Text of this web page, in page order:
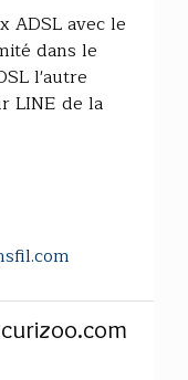
ADSL avec le
dans le
l'autre
LINE de la